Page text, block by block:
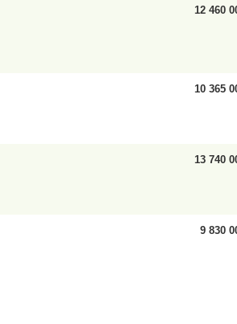
12 460
10 365
13 740
9 830